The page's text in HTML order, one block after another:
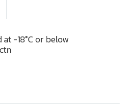
-18°C or below